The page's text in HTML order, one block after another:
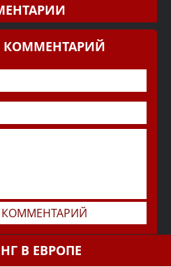
КОММЕНТАРИЙ
В ЕВРОПЕ